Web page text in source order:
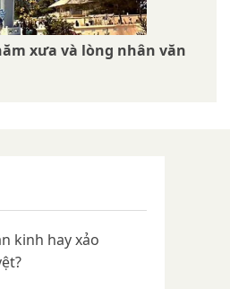
xưa và lòng nhân văn
kinh hay xảo